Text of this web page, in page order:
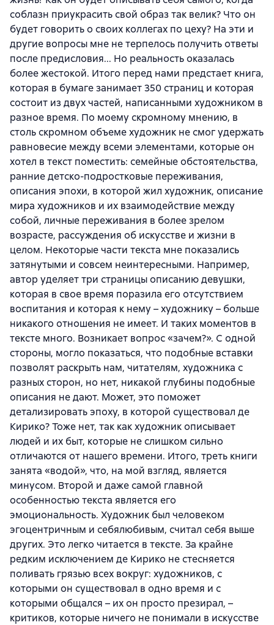
соблазн приукрасить свой образ так велик? Что он
будет говорить о своих коллегах по цеху? На эти и
другие вопросы мне не терпелось получить ответы
после предисловия... Но реальность оказалась
более жестокой. Итого перед нами предстает книга,
которая в бумаге занимает 350 страниц и которая
состоит из двух частей, написанными художником в
разное время. По моему скромному мнению, в
столь скромном объеме художник не смог удержать
равновесие между всеми элементами, которые он
хотел в текст поместить: семейные обстоятельства,
ранние детско-подростковые переживания,
описания эпохи, в которой жил художник, описание
мира художников и их взаимодействие между
собой, личные переживания в более зрелом
возрасте, рассуждения об искусстве и жизни в
целом. Некоторые части текста мне показались
затянутыми и совсем неинтересными. Например,
автор уделяет три страницы описанию девушки,
которая в свое время поразила его отсутствием
воспитания и которая к нему – художнику – больше
никакого отношения не имеет. И таких моментов в
тексте много. Возникает вопрос «зачем?». С одной
стороны, могло показаться, что подобные вставки
позволят раскрыть нам, читателям, художника с
разных сторон, но нет, никакой глубины подобные
описания не дают. Может, это поможет
детализировать эпоху, в которой существовал де
Кирико? Тоже нет, так как художник описывает
людей и их быт, которые не слишком сильно
отличаются от нашего времени. Итого, треть книги
занята «водой», что, на мой взгляд, является
минусом. Второй и даже самой главной
особенностью текста является его
эмоциональность. Художник был человеком
эгоцентричным и себялюбивым, считал себя выше
других. Это легко читается в тексте. За крайне
редким исключением де Кирико не стесняется
поливать грязью всех вокруг: художников, с
которыми он существовал в одно время и с
которыми общался – их он просто презирал, –
критиков, которые ничего не понимали в искусстве